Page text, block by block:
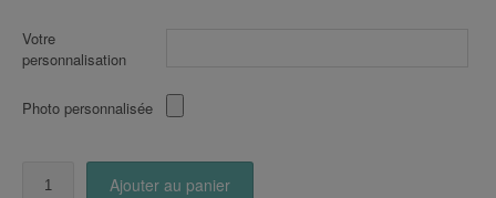
Votre
personnalisation
Photo personnalisée
Ajouter au panier